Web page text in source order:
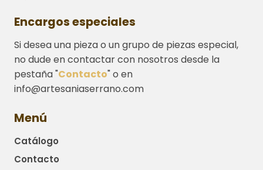
Encargos especiales
Si desea una pieza o un grupo de piezas especial,
no dude en contactar con nosotros desde la
pestaña "Contacto" o en
info@artesaniaserrano.com
Menú
Catálogo
Contacto